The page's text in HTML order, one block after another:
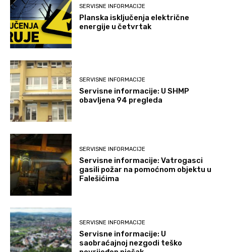
SERVISNE INFORMACIJE
Planska isključenja električne
energije u četvrtak
SERVISNE INFORMACIJE
Servisne informacije: U SHMP
obavljena 94 pregleda
SERVISNE INFORMACIJE
Servisne informacije: Vatrogasci
gasili požar na pomoćnom objektu u
Falešićima
SERVISNE INFORMACIJE
Servisne informacije: U
saobraćajnoj nezgodi teško